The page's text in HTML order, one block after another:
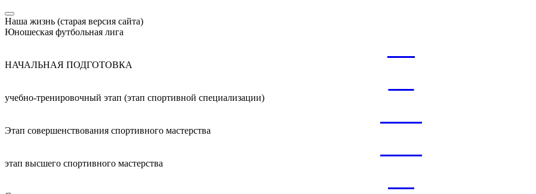
Наша жизнь (старая версия сайта)
Юношеская футбольная лига
НАЧАЛЬНАЯ ПОДГОТОВКА
учебно-тренировочный этап (этап спортивной специализации)
Этап совершенствования спортивного мастерства
этап высшего спортивного мастерства